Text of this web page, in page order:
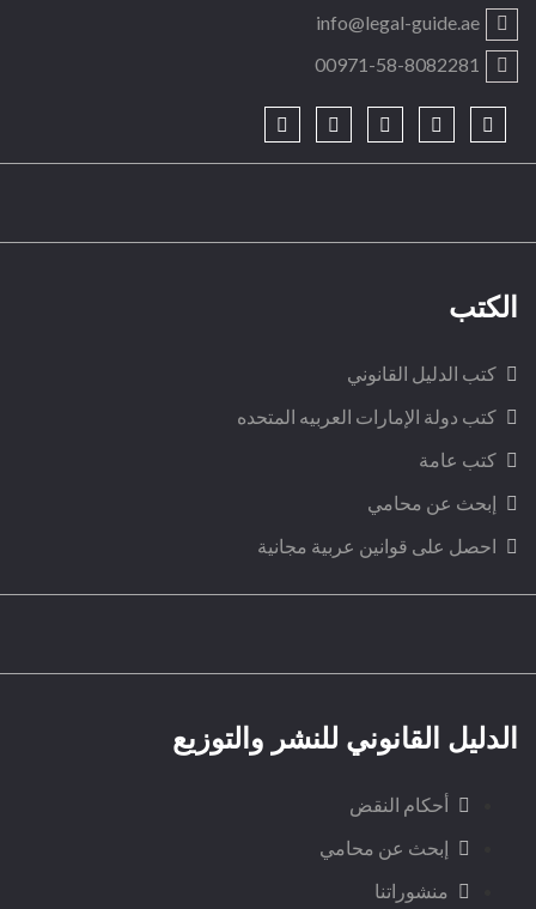
info@legal-guide.ae
00971-58-8082281
الكتب
كتب الدليل القانوني
كتب دولة الإمارات العربيه المتحده
كتب عامة
إبحث عن محامي
احصل على قوانين عربية مجانية
الدليل القانوني للنشر والتوزيع
أحكام النقض
إبحث عن محامي
منشوراتنا